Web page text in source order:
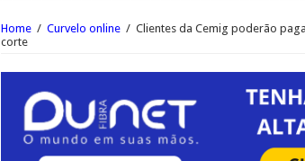
Home / Curvelo online / Clientes da Cemig poderão
corte